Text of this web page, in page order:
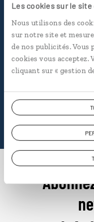
Les cookies sur le site
Nous utilisons des
sur notre site et
de nos publicités. Vous
cookies vous acceptez.
cliquant sur « gestion
Notre appli